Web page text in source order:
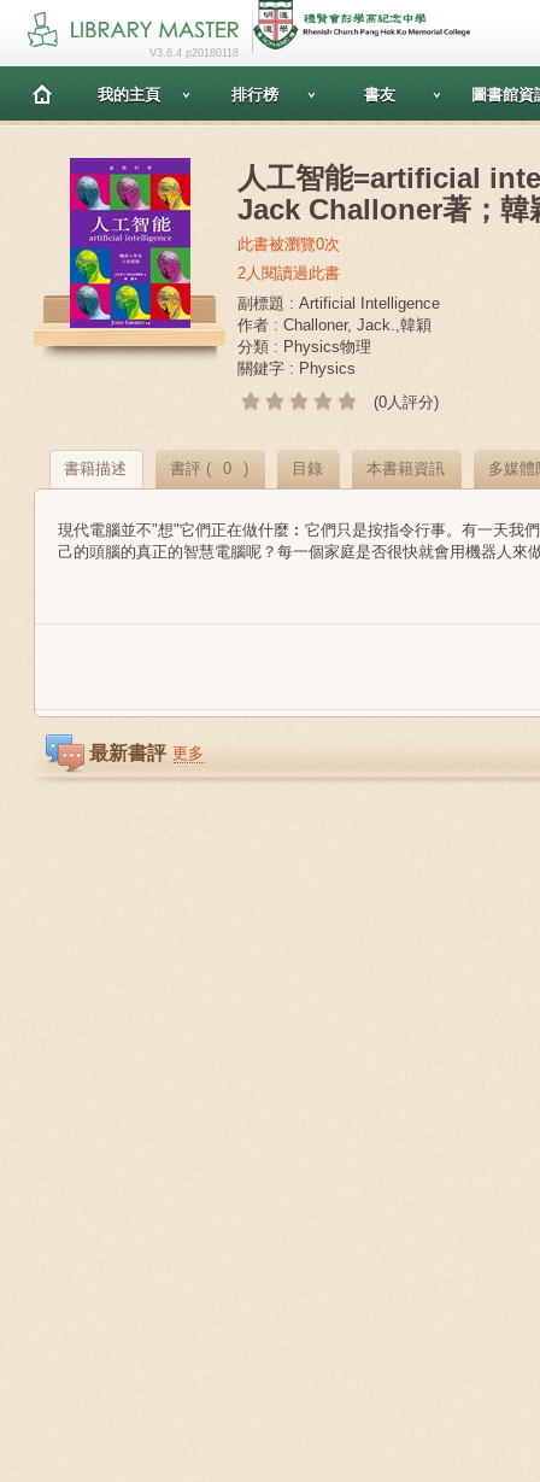
V3.6.4 p20180118
我的主頁 排行榜 書友 圖書館資
人工智能=artificial
Jack Challoner著；韓
此書被瀏覽0次
2人閱讀過此書
副標題 : Artificial Intelligence
作者 : Challoner, Jack.,韓穎
分類 : Physics物理
關鍵字 : Physics
(0人評分)
書籍描述 書評 ( 0 ) 目錄 本書籍資訊 多媒體
現代電腦並不"想"它們正在做什麼︰它們只是按指令行事。有一天我
己的頭腦的真正的智慧電腦呢？每一個家庭是否很快就會用機器人來
最新書評 更多